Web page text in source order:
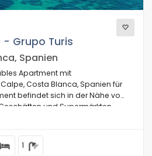
- Grupo Turis
Spanien
Apartment mit
Costa Blanca, Spanien für
befindet sich in der Nähe von
und Supermärkten
Playa de la Fossa oder Levante
1